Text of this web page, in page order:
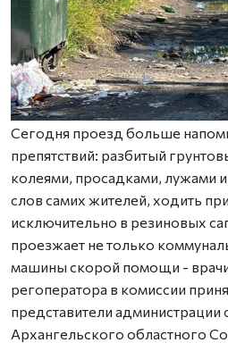
Сегодня проезд больше
препятствий: разбитый
колеями, просадками, лужами
слов самих жителей, ходить
исключительно в резиновых
проезжает не только
машины скорой помощи -
регоператора в комиссии
представители администрации
Архангельского областного